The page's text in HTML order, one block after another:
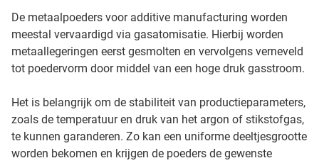
De metaalpoeders voor additive manufacturing worden
meestal vervaardigd via gasatomisatie. Hierbij worden
metaallegeringen eerst gesmolten en vervolgens verneveld
tot poedervorm door middel van een hoge druk gasstroom.
Het is belangrijk om de stabiliteit van productieparameters,
zoals de temperatuur en druk van het argon of stikstofgas,
te kunnen garanderen. Zo kan een uniforme deeltjesgrootte
worden bekomen en krijgen de poeders de gewenste